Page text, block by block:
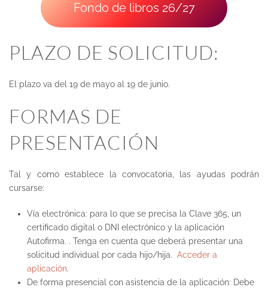
Fondo de libros 26/27
PLAZO DE SOLICITUD:
El plazo va del 19 de mayo al 19 de junio.
FORMAS DE
PRESENTACIÓN
Tal y como establece la convocatoria, las ayudas podrán
cursarse:
Vía electrónica: para lo que se precisa la Clave 365, un
certificado digital o DNI electrónico y la aplicación
Autofirma. . Tenga en cuenta que deberá presentar una
solicitud individual por cada hijo/hija. Acceder a
aplicación.
De forma presencial con asistencia de la aplicación: Debe